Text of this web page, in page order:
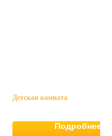
Детская комната
Подробнее